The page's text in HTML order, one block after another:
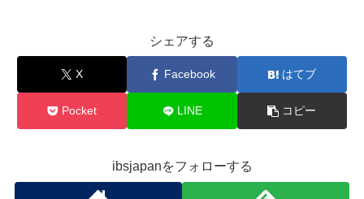
シェアする
X Facebook はてブ
Pocket LINE コピー
ibsjapanをフォローする